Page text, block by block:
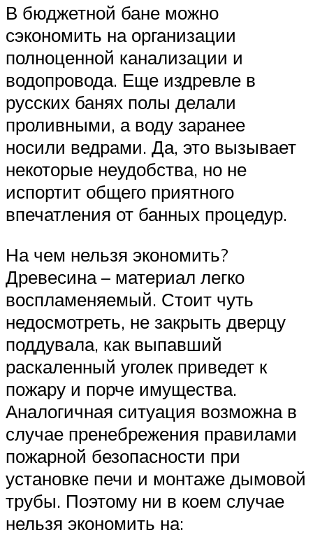
В бюджетной бане можно
сэкономить на организации
полноценной канализации и
водопровода. Еще издревле в
русских банях полы делали
проливными, а воду заранее
носили ведрами. Да, это вызывает
некоторые неудобства, но не
испортит общего приятного
впечатления от банных процедур.
На чем нельзя экономить?
Древесина – материал легко
воспламеняемый. Стоит чуть
недосмотреть, не закрыть дверцу
поддувала, как выпавший
раскаленный уголек приведет к
пожару и порче имущества.
Аналогичная ситуация возможна в
случае пренебрежения правилами
пожарной безопасности при
установке печи и монтаже дымовой
трубы. Поэтому ни в коем случае
нельзя экономить на: